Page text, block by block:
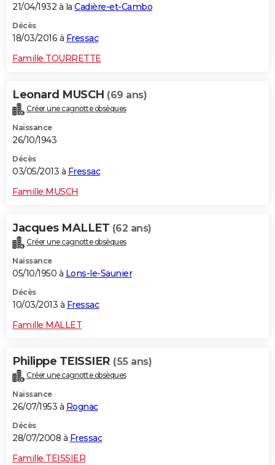
21/04/1932 à la Cadière-et-Cambo
Décès
18/03/2016 à Fressac
Famille TOURRETTE
Leonard MUSCH (69 ans)
Créer une cagnotte obsèques
Naissance
26/10/1943
Décès
03/05/2013 à Fressac
Famille MUSCH
Jacques MALLET (62 ans)
Créer une cagnotte obsèques
Naissance
05/10/1950 à Lons-le-Saunier
Décès
10/03/2013 à Fressac
Famille MALLET
Philippe TEISSIER (55 ans)
Créer une cagnotte obsèques
Naissance
26/07/1953 à Rognac
Décès
28/07/2008 à Fressac
Famille TEISSIER